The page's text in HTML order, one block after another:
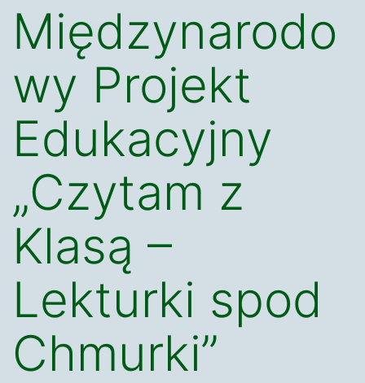
Międzynarodo
wy Projekt
Edukacyjny
„Czytam z
Klasą –
Lekturki spod
Chmurki”